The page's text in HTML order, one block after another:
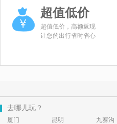
超值低价
超值低价，高额返现
让您的出行省时省心
去哪儿玩？
厦门 昆明 九寨沟